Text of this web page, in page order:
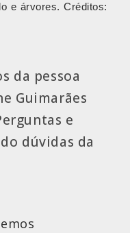
e árvores. Créditos:
da pessoa
Guimarães
e
dúvidas da